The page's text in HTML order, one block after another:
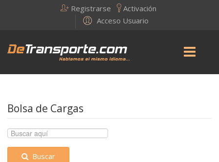
Registrarse
Activación
Acceso Usuario
Bolsa de Cargas
Buscar